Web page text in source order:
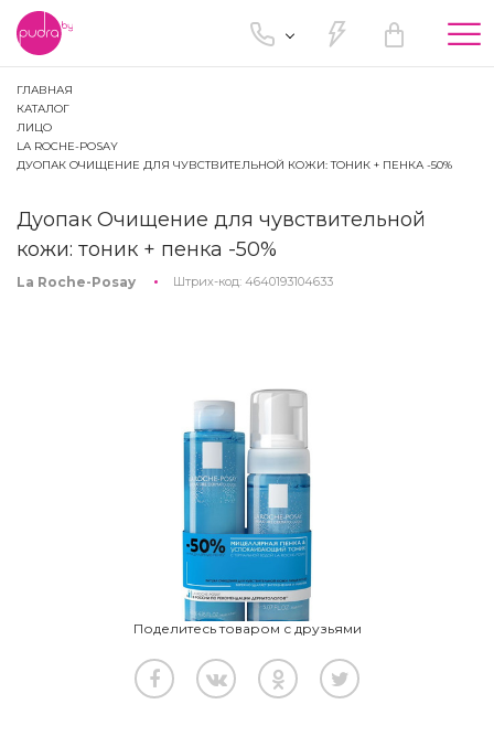
ГЛАВНАЯ
КАТАЛОГ
ЛИЦО
LA ROCHE-POSAY
ДУОПАК ОЧИЩЕНИЕ ДЛЯ ЧУВСТВИТЕЛЬНОЙ КОЖИ: ТОНИК + ПЕНКА -50%
Дуопак Очищение для чувствительной
кожи: тоник + пенка -50%
La Roche-Posay Штрих-код: 4640193104633
Поделитесь товаром с друзьями